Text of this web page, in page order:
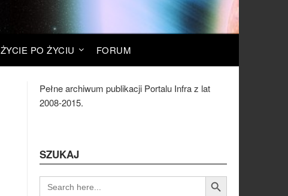
ŻYCIE PO ŻYCIU FORUM
Pełne archiwum publikacji Portalu Infra z lat
2008-2015.
SZUKAJ
SEARCH
FOR:
Search Button